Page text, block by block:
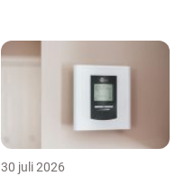
30 juli 2026